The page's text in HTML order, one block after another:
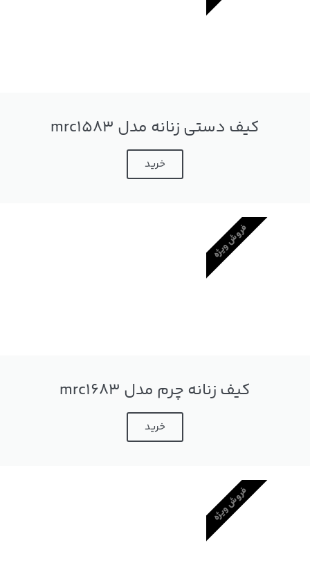
کیف دستی زنانه مدل mrc1583
خرید
کیف زنانه چرم مدل mrc1683
خرید
فروش ویژه
فروش ویژه